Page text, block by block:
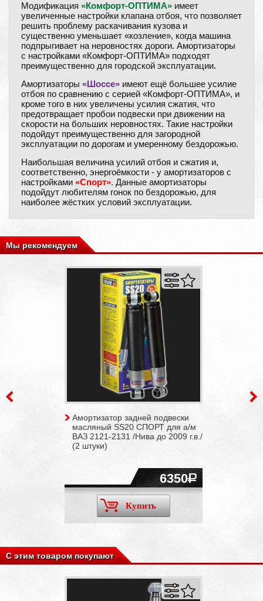
Модификация «Комфорт-ОПТИМА» имеет
увеличенные настройки клапана отбоя, что позволяет
решить проблему раскачивания кузова и
существенно уменьшает «козление», когда машина
подпрыгивает на неровностях дороги. Амортизаторы
с настройками «Комфорт-ОПТИМА» подходят
преимущественно для городской эксплуатации.
Амортизаторы «Шоссе» имеют ещё большее усилие
отбоя по сравнению с серией «Комфорт-ОПТИМА», и
кроме того в них увеличены усилия сжатия, что
предотвращает пробои подвески при движении на
скорости на больших неровностях. Такие настройки
подойдут преимущественно для загородной
эксплуатации по дорогам и умеренному бездорожью.
Наибольшая величина усилий отбоя и сжатия и,
соответственно, энергоёмкости - у амортизаторов с
настройками «Спорт». Данные амортизаторы
подойдут любителям гонок по бездорожью, для
наиболее жёстких условий эксплуатации.
Мы рекомендуем
Амортизатор задней подвески
масляный SS20 СПОРТ для а/м
ВАЗ 2121-2131 /Нива до 2009 г.в./
(2 штуки)
6350
Купить
С этим товаром покупают